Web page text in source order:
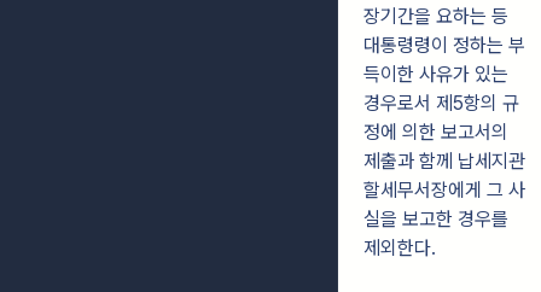
장기간을 요하는 등
대통령령이 정하는 부
득이한 사유가 있는
경우로서 제5항의 규
정에 의한 보고서의
제출과 함께 납세지관
할세무서장에게 그 사
실을 보고한 경우를
제외한다.